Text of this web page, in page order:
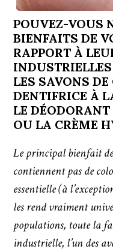
POUVEZ-VOUS
BIENFAITS DE
RAPPORT À
LES SAVONS
DENTIFRICE À
LE
OU LA CRÈME
Le principal bienfait
contiennent pas de
essentielle (à
les rend vraiment
populations, toute la
industrielle, l’un des